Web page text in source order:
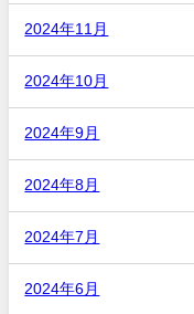
2024年11月
2024年10月
2024年9月
2024年8月
2024年7月
2024年6月